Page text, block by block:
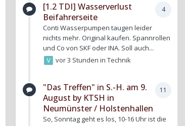
4
[1.2 TDI] Wasserverlust
Beifahrerseite
Conti Wasserpumpen taugen leider
nichts mehr. Original kaufen. Spannrollen
und Co von SKF oder INA. Soll auch...
vor 3 Stunden inTechnik
11
"Das Treffen" in S.-H. am 9.
August by KTSH in
Neumünster / Holstenhallen
So, Sonntag geht es los, 10-16 Uhr ist die